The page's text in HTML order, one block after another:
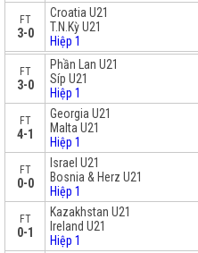
FT
3-0
Croatia U21
T.N.Kỳ U21
Hiệp 1
FT
3-0
Phần Lan U21
Síp U21
Hiệp 1
FT
4-1
Georgia U21
Malta U21
Hiệp 1
FT
0-0
Israel U21
Bosnia & Herz U21
Hiệp 1
FT
0-1
Kazakhstan U21
Ireland U21
Hiệp 1